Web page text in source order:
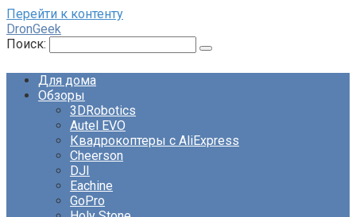
Перейти к контенту
DronGeek
Поиск:
Для дома
Обзоры
3DRobotics
Autel EVO
Квадрокоптеры с AliExpress
Cheerson
DJI
Eachine
GoPro